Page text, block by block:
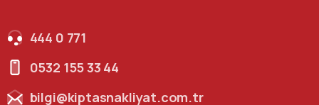
444 0 771
0532 155 33 44
bilgi@kiptasnakliyat.com.tr